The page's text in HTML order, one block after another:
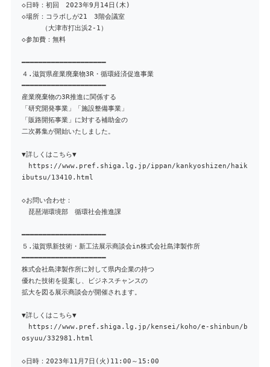
◇日時：初回 2023年9月14日(木)
◇場所：コラボしが21 3階会議室
（大津市打出浜2-1）
◇参加費：無料
━━━━━━━━━━━━━━━━━━━━
４.滋賀県産業廃棄物3R・循環経済促進事業
━━━━━━━━━━━━━━━━━━━━
産業廃棄物の3R推進に関係する
「研究開発事業」「施設整備事業」
「販路開拓事業」に対する補助金の
二次募集が開始いたしました。
▼詳しくはこちら▼
https://www.pref.shiga.lg.jp/ippan/kankyoshizen/haik
ibutsu/13410.html
◇お問い合わせ：
琵琶湖環境部 循環社会推進課
━━━━━━━━━━━━━━━━━━━━
５.滋賀県新技術・新工法展示商談会in株式会社島津製作所
━━━━━━━━━━━━━━━━━━━━
株式会社島津製作所に対して県内企業の持つ
優れた技術を提案し、ビジネスチャンスの
拡大を図る展示商談会が開催されます。
▼詳しくはこちら▼
https://www.pref.shiga.lg.jp/kensei/koho/e-shinbun/b
osyuu/332981.html
◇日時：2023年11月7日(火)11:00～15:00